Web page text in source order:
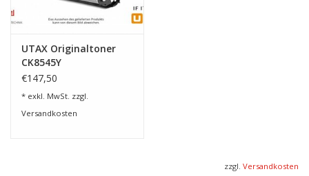
UTAX Originaltoner
CK8545Y
€147,50
* exkl. MwSt. zzgl.
Versandkosten
zzgl. Versandkosten